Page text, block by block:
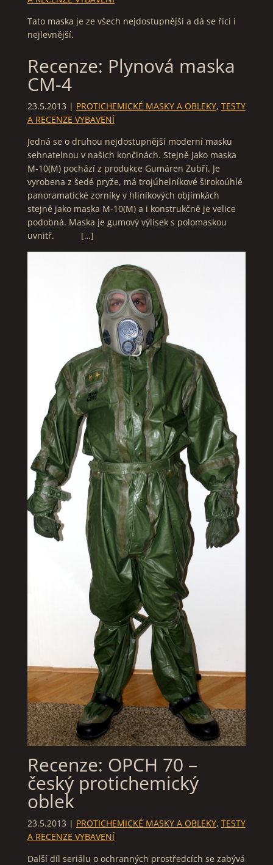
Tato maska je ze všech nejdostupnější a dá se říci i
nejlevnější.
Recenze: Plynová maska
CM-4
23.5.2013 | PROTICHEMICKÉ MASKY A OBLEKY, TESTY
A RECENZE VYBAVENÍ
Jedná se o druhou nejdostupnější moderní masku
sehnatelnou v našich končinách. Stejně jako maska
M-10(M) pochází z produkce Gumáren Zubří. Je
vyrobena z šedé pryže, má trojúhelníkové širokoúhlé
panoramatické zorníky v hliníkových objímkách
stejně jako maska M-10(M) a i konstrukčně je velice
podobná. Maska je gumový výlisek s polomaskou
uvnitř. […]
Recenze: OPCH 70 –
český protichemický
oblek
23.5.2013 | PROTICHEMICKÉ MASKY A OBLEKY, TESTY
A RECENZE VYBAVENÍ
Další díl seriálu o ochranných prostředcích se zabývá